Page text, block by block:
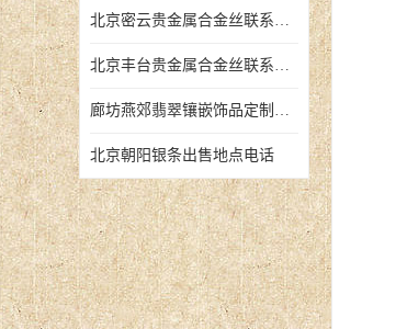
北京密云贵金属合金丝联系地址
北京丰台贵金属合金丝联系地址
廊坊燕郊翡翠镶嵌饰品定制店铺
北京朝阳银条出售地点电话